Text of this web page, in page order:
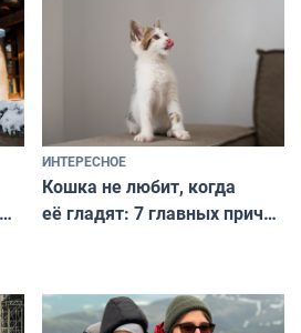
и характером
ИНТЕРЕСНОЕ
Кошка не любит, когда
её гладят: 7 главных причин
независимому питомцу